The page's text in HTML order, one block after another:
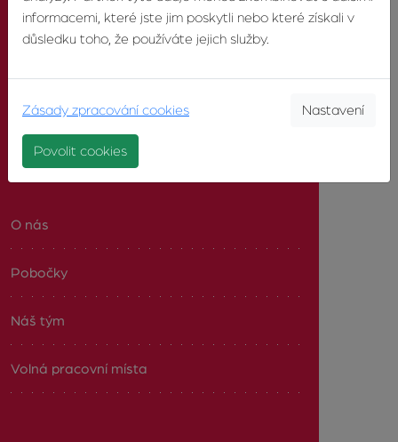
SOCIÁLNÍ SÍTĚ
O AGENTUŘE
O nás
Pobočky
Náš tým
Volná pracovní místa
informacemi, které jste jim poskytli nebo které získali v
důsledku toho, že používáte jejich služby.
Zásady zpracování cookies Nastavení
Povolit cookies